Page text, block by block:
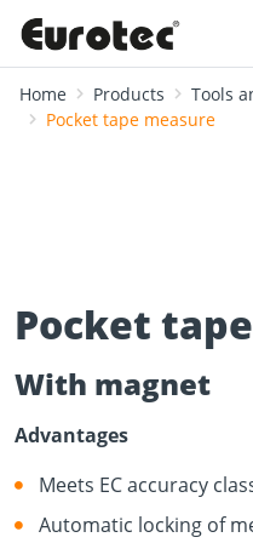
Home Products Tools
Pocket tape measure
Pocket
With magnet
Advantages
Meets EC accuracy
Automatic locking of